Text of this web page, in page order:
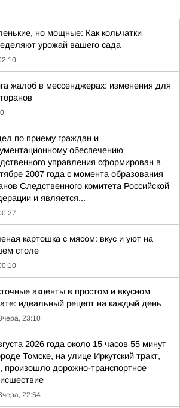
но мощные: Как кольчатки
урожай вашего сада
жалоб в мессенджерах: изменения для
по приему граждан и
обеспечению
управления сформирован в
2007 года с момента образования
Следственного комитета Российской
и является...
картошка с мясом: вкус и уют на
столе
акценты в простом и вкусном
идеальный рецепт на каждый день
23:10
2026 года около 15 часов 55 минут
Томске, на улице Иркутский тракт,
произошло дорожно-транспортное
22:54